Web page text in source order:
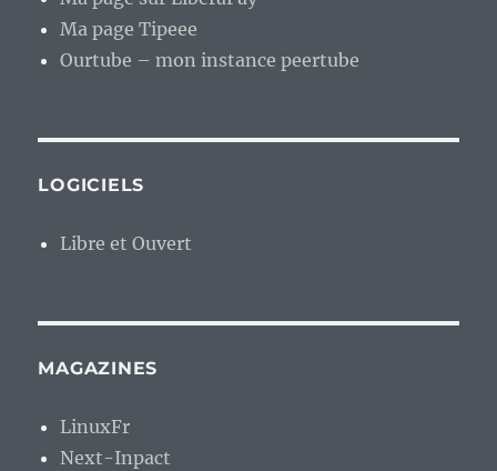
Ma page Tipeee
Ourtube – mon instance peertube
LOGICIELS
Libre et Ouvert
MAGAZINES
LinuxFr
Next-Inpact